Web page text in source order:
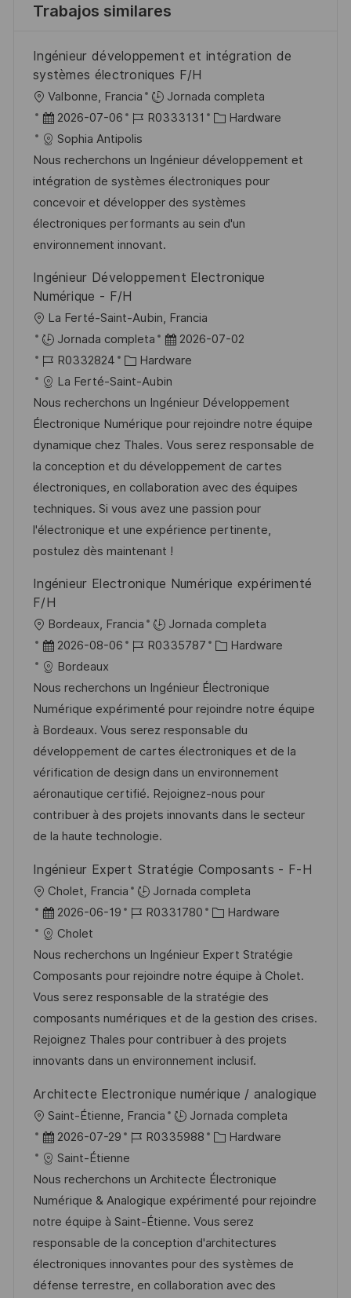
Trabajos similares
Ingénieur développement et intégration de
systèmes électroniques F/H
U
b
c
a
c
i
ó
Valbonne, Francia
Jornada completa
F
e
c
h
a
d
e
u
c
a
ó
2026-07-06
I
D
d
e
e
m
p
e
R0333131
C
t
e
g
o
a
Hardware
Sophia Antipolis
Nous recherchons un Ingénieur développement et
intégration de systèmes électroniques pour
concevoir et développer des systèmes
électroniques performants au sein d'un
environnement innovant.
Ingénieur Développement Electronique
Numérique - F/H
U
b
c
a
c
i
ó
n
La Ferté-Saint-Aubin, Francia
Jornada completa
F
e
c
h
a
d
e
p
u
b
l
c
n
2026-07-02
I
D
d
e
e
m
p
l
e
o
R0332824
C
a
t
e
g
o
r
í
a
Hardware
La Ferté-Saint-Aubin
Nous recherchons un Ingénieur Développement
Électronique Numérique pour rejoindre notre équipe
dynamique chez Thales. Vous serez responsable de
la conception et du développement de cartes
électroniques, en collaboration avec des équipes
techniques. Si vous avez une passion pour
l'électronique et une expérience pertinente,
postulez dès maintenant !
Ingénieur Electronique Numérique expérimenté
F/H
U
b
c
a
c
i
ó
n
Bordeaux, Francia
Jornada completa
F
e
c
h
a
d
e
p
u
b
i
c
a
c
i
ó
n
2026-08-06
I
d
e
e
m
p
l
e
o
R0335787
C
t
e
g
o
r
í
a
Hardware
Bordeaux
Nous recherchons un Ingénieur Électronique
Numérique expérimenté pour rejoindre notre équipe
à Bordeaux. Vous serez responsable du
développement de cartes électroniques et de la
vérification de design dans un environnement
aéronautique certifié. Rejoignez-nous pour
contribuer à des projets innovants dans le secteur
de la haute technologie.
Ingénieur Expert Stratégie Composants - F-H
U
b
c
a
c
i
ó
n
Cholet, Francia
Jornada completa
F
e
c
h
a
d
e
p
b
l
i
c
a
c
i
ó
n
2026-06-19
I
d
e
e
m
p
o
R0331780
C
t
e
g
o
r
í
Hardware
Cholet
Nous recherchons un Ingénieur Expert Stratégie
Composants pour rejoindre notre équipe à Cholet.
Vous serez responsable de la stratégie des
composants numériques et de la gestion des crises.
Rejoignez Thales pour contribuer à des projets
innovants dans un environnement inclusif.
Architecte Electronique numérique / analogique
U
b
c
a
c
i
ó
n
Saint-Étienne, Francia
Jornada completa
F
e
c
h
a
d
e
p
2026-07-29
I
d
e
e
m
p
l
R0335988
C
t
e
g
o
r
í
Hardware
Saint-Étienne
Nous recherchons un Architecte Électronique
Numérique & Analogique expérimenté pour rejoindre
notre équipe à Saint-Étienne. Vous serez
responsable de la conception d'architectures
électroniques innovantes pour des systèmes de
défense terrestre, en collaboration avec des